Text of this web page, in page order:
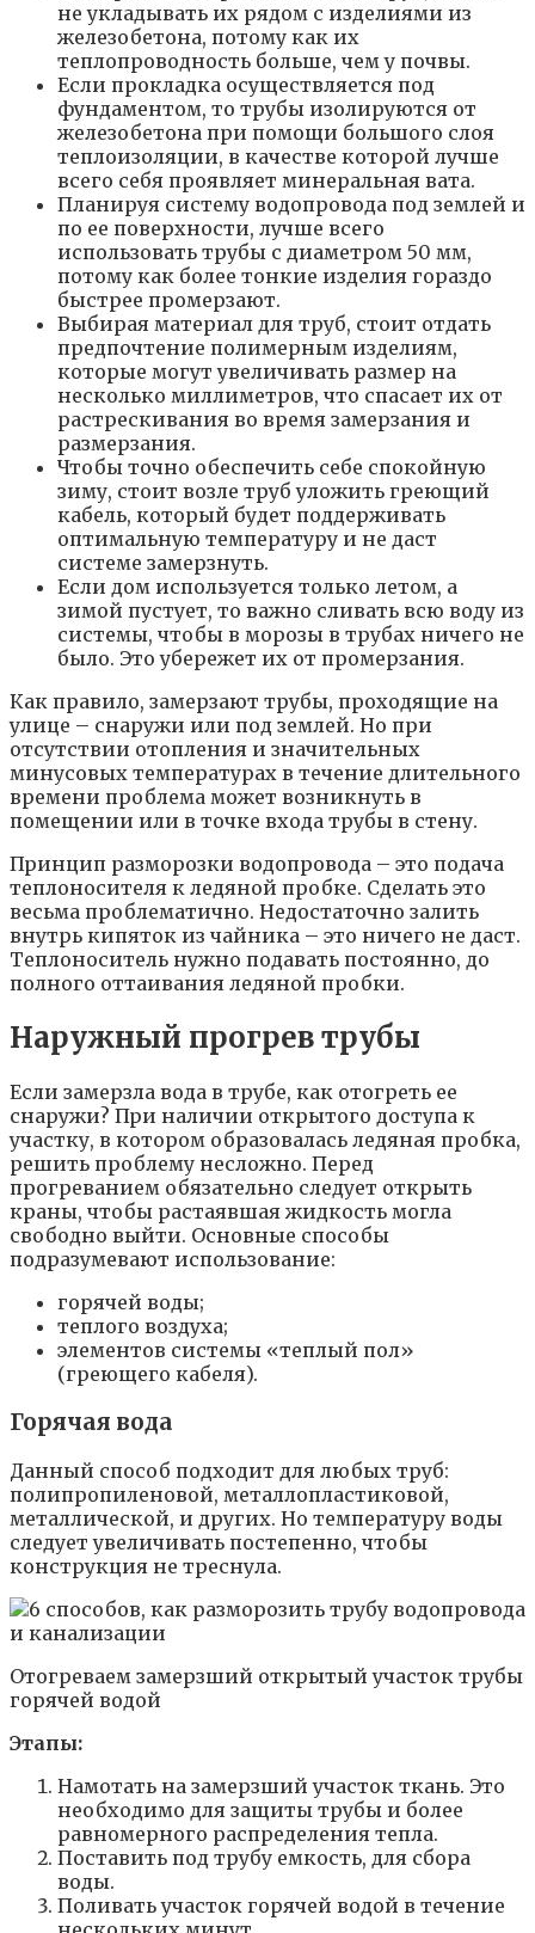
не укладывать их рядом с изделиями из
железобетона, потому как их
теплопроводность больше, чем у почвы.
Если прокладка осуществляется под
фундаментом, то трубы изолируются от
железобетона при помощи большого слоя
теплоизоляции, в качестве которой лучше
всего себя проявляет минеральная вата.
Планируя систему водопровода под землей и
по ее поверхности, лучше всего
использовать трубы с диаметром 50 мм,
потому как более тонкие изделия гораздо
быстрее промерзают.
Выбирая материал для труб, стоит отдать
предпочтение полимерным изделиям,
которые могут увеличивать размер на
несколько миллиметров, что спасает их от
растрескивания во время замерзания и
размерзания.
Чтобы точно обеспечить себе спокойную
зиму, стоит возле труб уложить греющий
кабель, который будет поддерживать
оптимальную температуру и не даст
системе замерзнуть.
Если дом используется только летом, а
зимой пустует, то важно сливать всю воду из
системы, чтобы в морозы в трубах ничего не
было. Это убережет их от промерзания.
Как правило, замерзают трубы, проходящие на
улице – снаружи или под землей. Но при
отсутствии отопления и значительных
минусовых температурах в течение длительного
времени проблема может возникнуть в
помещении или в точке входа трубы в стену.
Принцип разморозки водопровода – это подача
теплоносителя к ледяной пробке. Сделать это
весьма проблематично. Недостаточно залить
внутрь кипяток из чайника – это ничего не даст.
Теплоноситель нужно подавать постоянно, до
полного оттаивания ледяной пробки.
Наружный прогрев трубы
Если замерзла вода в трубе, как отогреть ее
снаружи? При наличии открытого доступа к
участку, в котором образовалась ледяная пробка,
решить проблему несложно. Перед
прогреванием обязательно следует открыть
краны, чтобы растаявшая жидкость могла
свободно выйти. Основные способы
подразумевают использование:
горячей воды;
теплого воздуха;
элементов системы «теплый пол»
(греющего кабеля).
Горячая вода
Данный способ подходит для любых труб:
полипропиленовой, металлопластиковой,
металлической, и других. Но температуру воды
следует увеличивать постепенно, чтобы
конструкция не треснула.
Отогреваем замерзший открытый участок трубы
горячей водой
Этапы:
Намотать на замерзший участок ткань. Это
необходимо для защиты трубы и более
равномерного распределения тепла.
Поставить под трубу емкость, для сбора
воды.
Поливать участок горячей водой в течение